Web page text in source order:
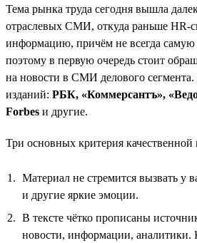
Тема рынка труда сегодня вышла
отраслевых СМИ, откуда раньше HR-
информацию, причём не всегда
поэтому в первую очередь стоит
на новости в СМИ делового
изданий: РБК, «Коммерсантъ»,
Forbes и другие.
Три основных критерия
Материал не стремится вызвать у
и другие яркие эмоции.
В тексте чётко прописаны
новости, информации, аналитики.